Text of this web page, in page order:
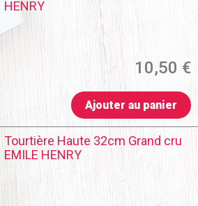
HENRY
10,50 €
Ajouter au panier
Tourtière Haute 32cm Grand cru
EMILE HENRY